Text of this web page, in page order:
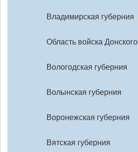
Владимирская губерния
Область войска Донского
Вологодская губерния
Волынская губерния
Воронежская губерния
Вятская губерния